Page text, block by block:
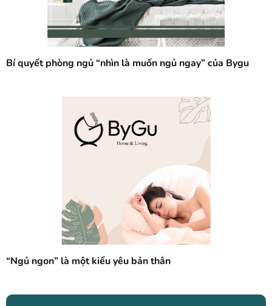
Bí quyết phòng ngủ “nhìn là muốn ngủ ngay” của Bygu
“Ngủ ngon” là một kiểu yêu bản thân